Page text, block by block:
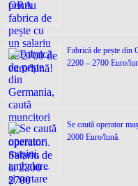
Fabrică de pește din
2200 – 2700 Euro/
Se caută operator
2000 Euro/lună.